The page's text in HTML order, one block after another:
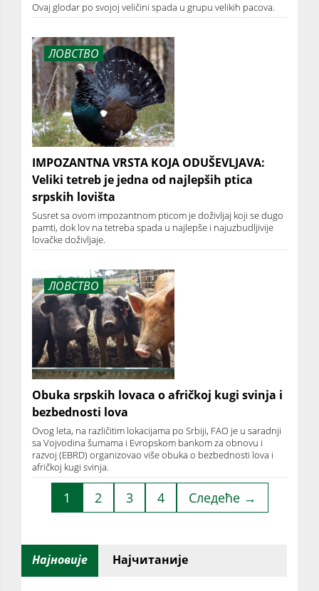
Ovaj glodar po svojoj veličini spada u grupu velikih pacova.
ЛОВСТВО
IMPOZANTNA VRSTA KOJA ODUŠEVLJAVA:
Veliki tetreb je jedna od najlepših ptica
srpskih lovišta
Susret sa ovom impozantnom pticom je doživljaj koji se dugo
pamti, dok lov na tetreba spada u najlepše i najuzbudljivije
lovačke doživljaje.
ЛОВСТВО
Obuka srpskih lovaca o afričkoj kugi svinja i
bezbednosti lova
Ovog leta, na različitim lokacijama po Srbiji, FAO je u saradnji
sa Vojvodina šumama i Evropskom bankom za obnovu i
razvoj (EBRD) organizovao više obuka o bezbednosti lova i
afričkoj kugi svinja.
1 2 3 4 Следеће →
Најновије Најчитаније